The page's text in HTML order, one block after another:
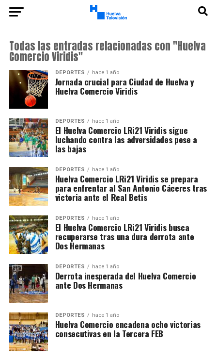
Todas las entradas relacionadas con "Huelva
Comercio Viridis"
DEPORTES hace 1 año
Jornada crucial para Ciudad de Huelva y
Huelva Comercio Viridis
DEPORTES hace 1 año
El Huelva Comercio LRi21 Viridis sigue
luchando contra las adversidades pese a
las bajas
DEPORTES hace 1 año
Huelva Comercio LRi21 Viridis se prepara
para enfrentar al San Antonio Cáceres tras
victoria ante el Real Betis
DEPORTES hace 1 año
El Huelva Comercio LRi21 Viridis busca
recuperarse tras una dura derrota ante
Dos Hermanas
DEPORTES hace 1 año
Derrota inesperada del Huelva Comercio
ante Dos Hermanas
DEPORTES hace 1 año
Huelva Comercio encadena ocho victorias
consecutivas en la Tercera FEB